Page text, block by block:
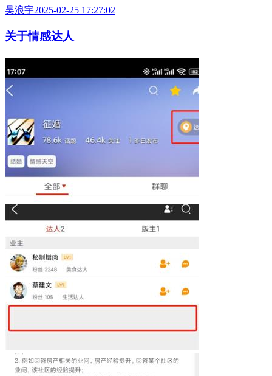
吴浪宇2025-02-25 17:27:02
关于情感达人